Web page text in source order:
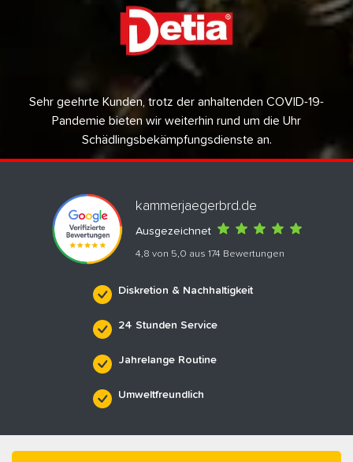
Sehr geehrte Kunden, trotz der anhaltenden COVID-19-
Pandemie bieten wir weiterhin rund um die Uhr
Schädlingsbekämpfungsdienste an.
kammerjaegerbrd.de
Ausgezeichnet
4,8 von 5,0 aus 174 Bewertungen
Diskretion & Nachhaltigkeit
24 Stunden Service
Jahrelange Routine
Umweltfreundlich